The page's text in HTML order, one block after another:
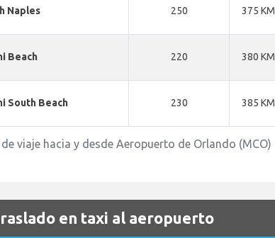
Naples 250 375 KM
Beach 220 380 KM
South Beach 230 385 KM
viaje hacia y desde Aeropuerto de Orlando (MCO)
en taxi al aeropuerto